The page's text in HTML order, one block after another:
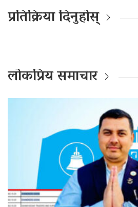
प्रतिक्रिया दिनुहोस्
लोकप्रिय समाचार